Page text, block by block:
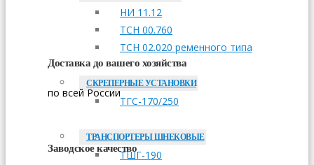
НИ 11.12
ТСН 00.760
ТСН 02.020 ременного типа
СКРЕПЕРНЫЕ УСТАНОВКИ
ТГС-170/250
ТРАНСПОРТЕРЫ ШНЕКОВЫЕ
ТШГ-190
Доставка до вашего хозяйства
по всей России
Заводское качество